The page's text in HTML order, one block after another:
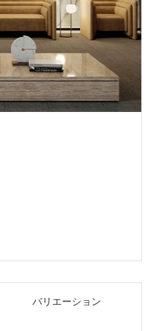
新商品
オンライン相談
バリエーション